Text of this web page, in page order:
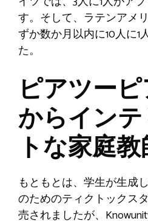
す。そして、ラテンアメ
ずか数か月以内に10人に1
た。
ピアツー
からイン
トな家庭
もともとは、学生が生成
のためのティクトックス
売されましたが、